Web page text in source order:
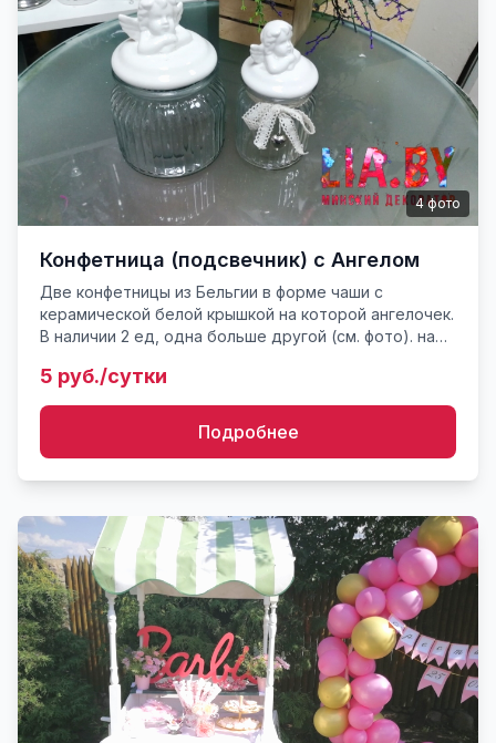
4фото
Конфетница (подсвечник) с Ангелом
Две конфетницы из Бельгии в форме чаши с
керамической белой крышкой на которой ангелочек.
В наличии 2 ед, одна больше другой (см. фото). на
5 руб./сутки
Подробнее